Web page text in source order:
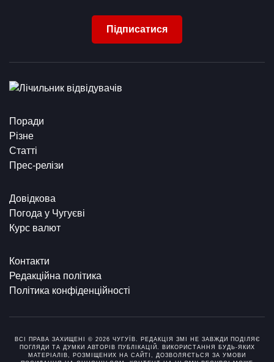
Підписатися
Поради
Різне
Статті
Прес-релізи
Довідкова
Погода у Чугуєві
Курс валют
Контакти
Редакційна політика
Політика конфіденційності
ВСІ ПРАВА ЗАХИЩЕНІ © 2026 ЧУГУЇВ. РЕДАКЦІЯ ЗМІ НЕ ЗАВЖДИ ПОДІЛЯЄ
ПОГЛЯДИ ТА ДУМКИ АВТОРІВ ПУБЛІКАЦІЙ. ВИКОРИСТАННЯ БУДЬ-ЯКИХ
МАТЕРІАЛІВ, РОЗМІЩЕНИХ НА САЙТІ, ДОЗВОЛЯЄТЬСЯ ЗА УМОВИ